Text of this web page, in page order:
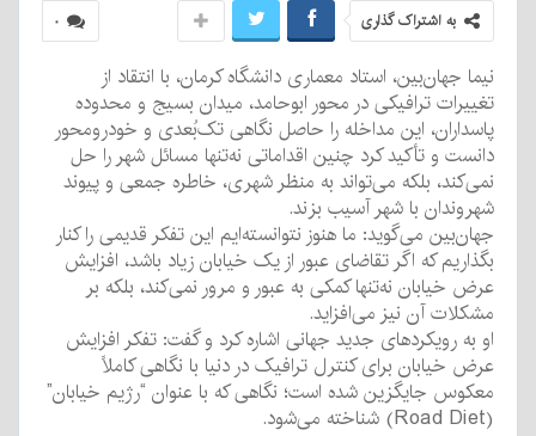
۰ به اشتراک گذاری
نیما جهان‌بین، استاد معماری دانشگاه کرمان، با انتقاد از
تغییرات ترافیکی در محور ابوحامد، میدان بسیج و محدوده
پاسداران، این مداخله را حاصل نگاهی تک‌بُعدی و خودرومحور
دانست و تأکید کرد چنین اقداماتی نه‌تنها مسائل شهر را حل
نمی‌کند، بلکه می‌تواند به منظر شهری، خاطره جمعی و پیوند
شهروندان با شهر آسیب بزند.
جهان‌بین می‌گوید: ما هنوز نتوانسته‌ایم این تفکر قدیمی را کنار
بگذاریم که اگر تقاضای عبور از یک خیابان زیاد باشد، افزایش
عرض خیابان نه‌تنها کمکی به عبور و مرور نمی‌کند، بلکه بر
مشکلات آن نیز می‌افزاید.
او به رویکردهای جدید جهانی اشاره کرد و گفت: تفکر افزایش
عرض خیابان برای کنترل ترافیک در دنیا با نگاهی کاملاً
معکوس جایگزین شده است؛ نگاهی که با عنوان “رژیم خیابان”
(Road Diet) شناخته می‌شود.